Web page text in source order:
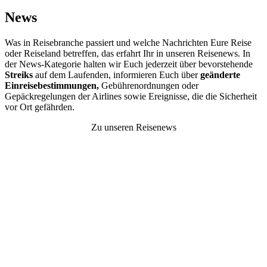
News
Was in Reisebranche passiert und welche Nachrichten Eure Reise
oder Reiseland betreffen, das erfahrt Ihr in unseren Reisenews. In
der News-Kategorie halten wir Euch jederzeit über bevorstehende
Streiks auf dem Laufenden, informieren Euch übergeänderte
Einreisebestimmungen, Gebührenordnungen oder
Gepäckregelungen der Airlines sowie Ereignisse, die die Sicherheit
vor Ort gefährden.
Zu unseren Reisenews